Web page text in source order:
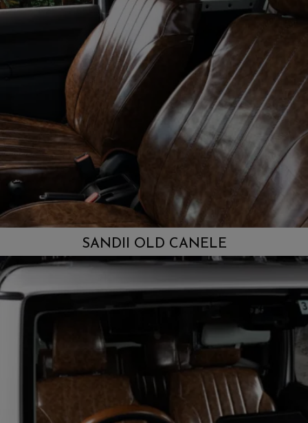
SANDII OLD CANELE